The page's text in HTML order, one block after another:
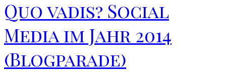
Quo vadis? Social
Media im Jahr 2014
(Blogparade)